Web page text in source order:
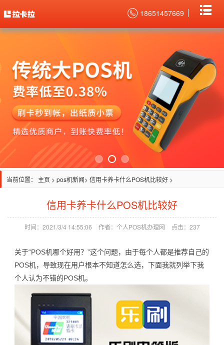
18651457669
当前位置： 主页 > pos机新闻> 信用卡养卡什么POS机比较好 >
信用卡养卡什么POS机比较好
时间：2021/3/4 14:55:06 作者：个人POS机办理网 点击： 237
关于“POS机哪个好用？”这个问题，由于每个人都是推荐自己的
POS机，导致现在用户根本不知道怎么选，下面我就列举下我
个人认为不错的POS机。